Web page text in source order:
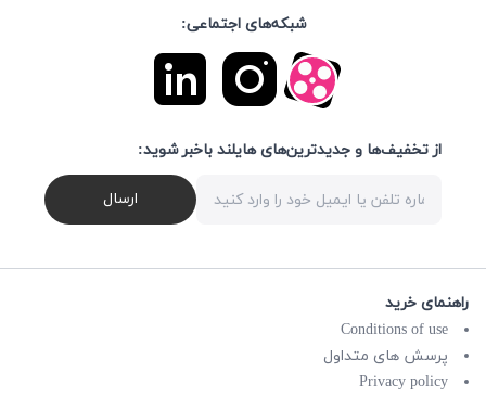
شبکه‌های اجتماعی:
از تخفیف‌ها و جدیدترین‌های هایلند باخبر شوید:
ارسال
راهنمای خرید
Conditions of use
پرسش های متداول
Privacy policy